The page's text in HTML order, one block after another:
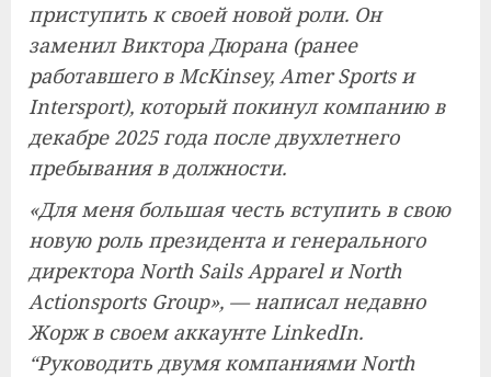
приступить к своей новой роли. Он
заменил Виктора Дюрана (ранее
работавшего в McKinsey, Amer Sports и
Intersport), который покинул компанию в
декабре 2025 года после двухлетнего
пребывания в должности.
«Для меня большая честь вступить в свою
новую роль президента и генерального
директора North Sails Apparel и North
Actionsports Group», — написал недавно
Жорж в своем аккаунте LinkedIn.
“Руководить двумя компаниями North